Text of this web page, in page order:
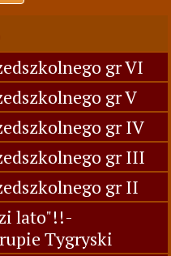
gr VI
gr V
gr IV
gr III
gr II
lato"!!-
Tygryski